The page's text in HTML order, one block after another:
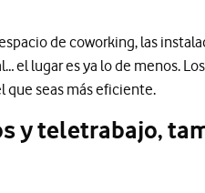
de coworking, las
el lugar es ya lo de menos.
que seas más eficiente.
y teletrabajo,